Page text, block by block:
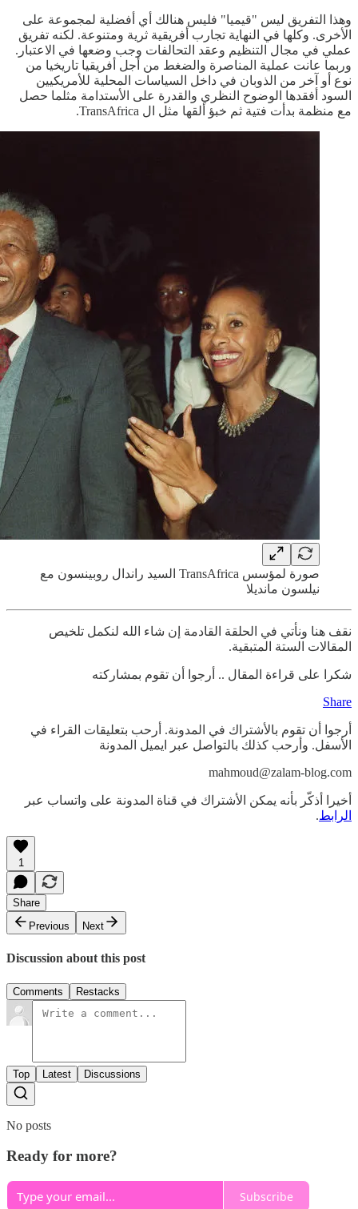
وهذا التفريق ليس "قيميا" فليس هنالك أي أفضلية لمجموعة على
الأخرى. وكلها في النهاية تجارب أفريقية ثرية ومتنوعة. لكنه تفريق
عملي في مجال التنظيم وعقد التحالفات وجب وضعها في الاعتبار.
وربما عانت عملية المناصرة والضغط من أجل أفريقيا تاريخيا من
نوع أو آخر من الذوبان في داخل السياسات المحلية للأمريكيين
السود أفقدها الوضوح النظري والقدرة على الأستدامة مثلما حصل
مع منظمة بدأت فتية ثم خبؤ ألقها مثل ال TransAfrica.
صورة لمؤسس TransAfrica السيد راندال روبينسون مع
نيلسون مانديلا
نقف هنا ونأتي في الحلقة القادمة إن شاء الله لنكمل تلخيص
المقالات الستة المتبقية.
شكرا على قراءة المقال .. أرجوا أن تقوم بمشاركته
Share
أرجوا أن تقوم بالأشتراك في المدونة. أرحب بتعليقات القراء في
الأسفل. وأرحب كذلك بالتواصل عبر ايميل المدونة
mahmoud@zalam-blog.com
أخيرا أذكّر بأنه يمكن الأشتراك في قناة المدونة على واتساب عبر
الرابط.
1
Share
Previous
Next
Discussion about this post
Comments Restacks
Top Latest Discussions
No posts
Ready for more?
Subscribe